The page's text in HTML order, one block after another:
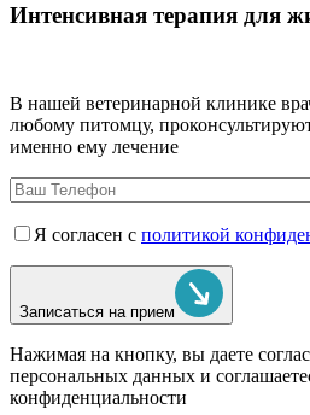
Интенсивная терапия для
В нашей ветеринарной клинике
любому питомцу,
именно ему лечение
Я согласен с политикой
Записаться на прием
Нажимая на кнопку, вы даете
персональных данных и
конфиденциальности